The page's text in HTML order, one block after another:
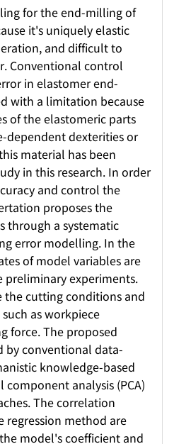
for the end-milling of
it's uniquely elastic
and difficult to
Conventional control
in elastomer end-
with a limitation because
of the elastomeric parts
dependent dexterities or
material has been
in this research. In order
and control the
proposes the
through a systematic
error modelling. In the
of model variables are
preliminary experiments.
the cutting conditions and
as workpiece
force. The proposed
by conventional data-
knowledge-based
analysis (PCA)
The correlation
method are
model's coefficient and